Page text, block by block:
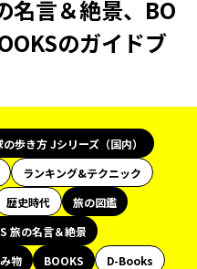
名言＆絶景、BO
のガイドブ
歩き方 Jシリーズ（国内）
ランキング&テクニック
歴史時代
旅の図鑑
旅の名言＆絶景
物 BOOKS
D-Books